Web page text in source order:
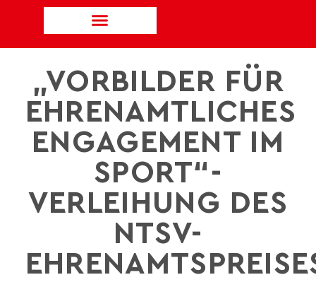
„VORBILDER FÜR
EHRENAMTLICHES
ENGAGEMENT IM
SPORT“-
VERLEIHUNG DES
NTSV-